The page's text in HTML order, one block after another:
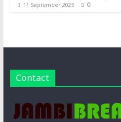
11 September 2025 0
Contact